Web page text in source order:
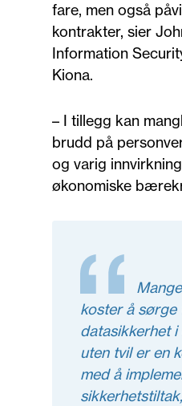
fare, men også
kontrakter, sier
Information
Kiona.
– I tillegg kan
brudd på
og varig
økonomiske
koster å sørge
datasikkerhet
uten tvil er en
med å